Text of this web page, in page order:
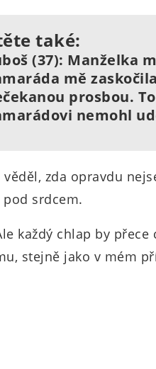
také:
(37): Manželka
mě zaskočila
prosbou.
nemohl
zda opravdu
srdcem.
každý chlap by přece
stejně jako v mém